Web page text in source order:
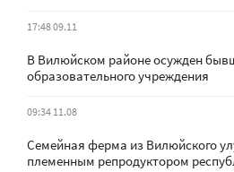
17:48 09.11
В Вилюйском районе осужден
образовательного учреждения
09:34 11.08
Семейная ферма из Вилюйского
племенным репродуктором